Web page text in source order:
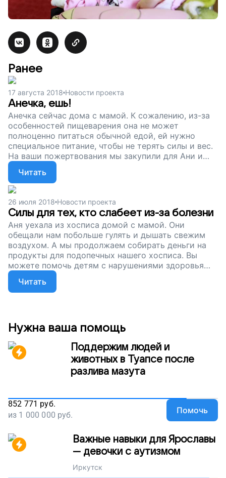
Ранее
17 августа 2018 Новости проекта
Анечка, ешь!
Анечка сейчас дома с мамой. К сожалению, из-за
особенностей пищеварения она не может
полноценно питаться обычной едой, ей нужно
специальное питание, чтобы не терять силы и вес.
На ваши пожертвования мы закупили для Ани и
других пациентов Казанского хосписа
специализированное питание «Нутрикомп
файбер». Теперь дети будут сытыми и сильными.
Мы продолжаем собирать деньги, чтобы дети ели
досыта и не слабели. Поддержите наш проект.
Читать
26 июля 2018 Новости проекта
Силы для тех, кто слабеет из-за болезни
Аня уехала из хосписа домой с мамой. Они
обещали нам побольше гулять и дышать свежим
воздухом. А мы продолжаем собирать деньги на
продукты для подопечных нашего хосписа. Вы
можете помочь детям с нарушениями здоровья
сохранить силы, замедлить болезнь и подарить им
время. Просто поддержите наш проект!
Читать
Нужна ваша помощь
Поддержим людей и
животных в Туапсе после
разлива мазута
852 771 руб.
из 1 000 000 руб. Помочь
Важные навыки для Ярославы
— девочки с аутизмом
Иркутск